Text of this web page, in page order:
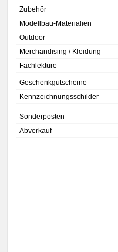
Zubehör
Modellbau-Materialien
Outdoor
Merchandising / Kleidung
Fachlektüre
Geschenkgutscheine
Kennzeichnungsschilder
Sonderposten
Abverkauf